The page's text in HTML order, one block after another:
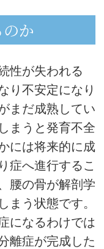
か
性が失われる
り不安定になり
まだ成熟してい
まうと発育不全
には将来的に成
症へ進行するこ
腰の骨が解剖学
まう状態です。
になるわけでは
離症が完成した